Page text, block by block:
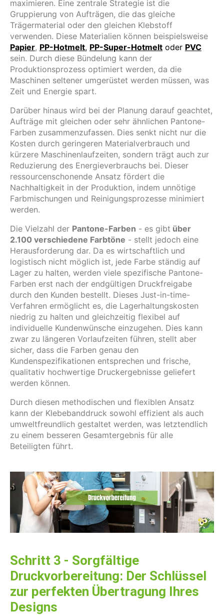
maximieren. Eine zentrale Strategie ist die
Gruppierung von Aufträgen, die das gleiche
Trägermaterial oder den gleichen Klebstoff
verwenden. Diese Materialien können beispielsweise
Papier, PP-Hotmelt, PP-Super-Hotmelt oder PVC
sein. Durch diese Bündelung kann der
Produktionsprozess optimiert werden, da die
Maschinen seltener umgerüstet werden müssen, was
Zeit und Energie spart.
Darüber hinaus wird bei der Planung darauf geachtet,
Aufträge mit gleichen oder sehr ähnlichen Pantone-
Farben zusammenzufassen. Dies senkt nicht nur die
Kosten durch geringeren Materialverbrauch und
kürzere Maschinenlaufzeiten, sondern trägt auch zur
Reduzierung des Energieverbrauchs bei. Dieser
ressourcenschonende Ansatz fördert die
Nachhaltigkeit in der Produktion, indem unnötige
Farbmischungen und Reinigungsprozesse minimiert
werden.
Die Vielzahl der Pantone-Farben - es gibt über
2.100 verschiedene Farbtöne - stellt jedoch eine
Herausforderung dar. Da es wirtschaftlich und
logistisch nicht möglich ist, jede Farbe ständig auf
Lager zu halten, werden viele spezifische Pantone-
Farben erst nach der endgültigen Druckfreigabe
durch den Kunden bestellt. Dieses Just-in-time-
Verfahren ermöglicht es, die Lagerhaltungskosten
niedrig zu halten und gleichzeitig flexibel auf
individuelle Kundenwünsche einzugehen. Dies kann
zwar zu längeren Vorlaufzeiten führen, stellt aber
sicher, dass die Farben genau den
Kundenspezifikationen entsprechen und frische,
qualitativ hochwertige Druckergebnisse geliefert
werden können.
Durch diesen methodischen und flexiblen Ansatz
kann der Klebebanddruck sowohl effizient als auch
umweltfreundlich gestaltet werden, was letztendlich
zu einem besseren Gesamtergebnis für alle
Beteiligten führt.
Schritt 3 - Sorgfältige
Druckvorbereitung: Der Schlüssel
zur perfekten Übertragung Ihres
Designs